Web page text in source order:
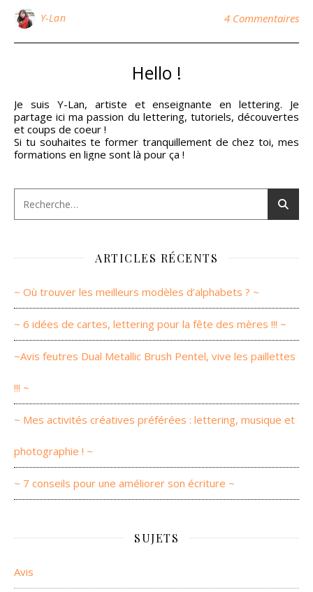
Y-Lan 4 Commentaires
Hello !
Je suis Y-Lan, artiste et enseignante en lettering. Je
partage ici ma passion du lettering, tutoriels, découvertes
et coups de coeur !
Si tu souhaites te former tranquillement de chez toi, mes
formations en ligne sont là pour ça !
ARTICLES RÉCENTS
~ Où trouver les meilleurs modèles d’alphabets ? ~
~ 6 idées de cartes, lettering pour la fête des mères !!! ~
~Avis feutres Dual Metallic Brush Pentel, vive les paillettes
!!! ~
~ Mes activités créatives préférées : lettering, musique et
photographie ! ~
~ 7 conseils pour une améliorer son écriture ~
SUJETS
Avis